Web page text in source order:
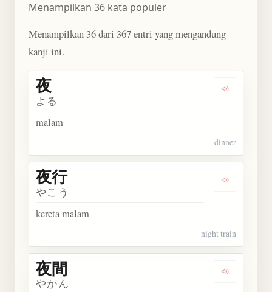
Menampilkan 36 kata populer
Menampilkan 36 dari 367 entri yang mengandung
kanji ini.
Dengarkan
夜
よる
malam
dinner
Dengarkan
夜行
やこう
kereta malam
night train
Dengarkan
夜間
やかん